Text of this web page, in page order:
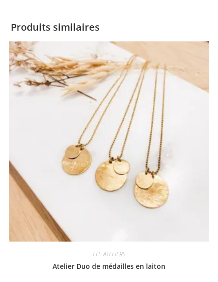
Produits similaires
LES ATELIERS
Atelier Duo de médailles en laiton